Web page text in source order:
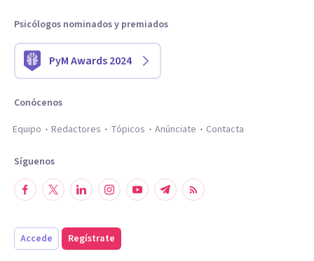
Psicólogos nominados y premiados
PyM Awards 2024
Conócenos
Equipo
Redactores Tópicos Anúnciate Contacta
Síguenos
Accede Regístrate